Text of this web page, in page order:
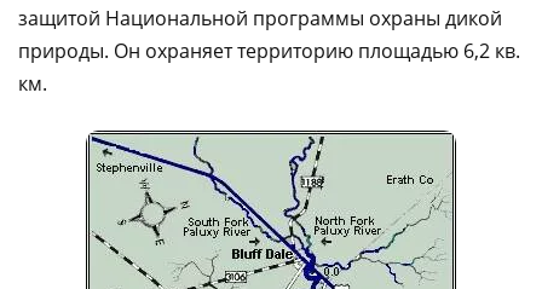
защитой Национальной программы охраны дикой
природы. Он охраняет территорию площадью 6,2 кв.
км.